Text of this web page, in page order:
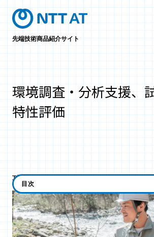
先端技術商品紹介サイト
環境調査・分析支援、
特性評価
環境調査・分析支援
目次